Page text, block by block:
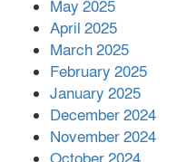
May 2025
April 2025
March 2025
February 2025
January 2025
December 2024
November 2024